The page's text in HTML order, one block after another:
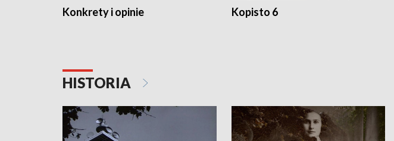
Konkrety i opinie Kopisto 6
HISTORIA